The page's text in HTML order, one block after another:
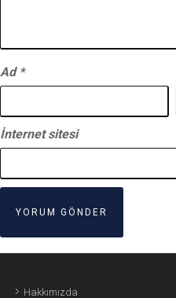
Ad *
İnternet sitesi
Hakkımızda